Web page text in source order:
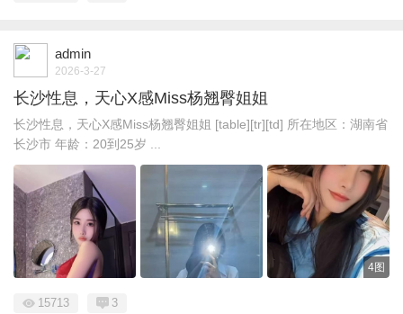
admin
2026-3-27
长沙性息，天心X感Miss杨翘臀姐姐
长沙性息，天心X感Miss杨翘臀姐姐 [table][tr][td] 所在地区：湖南省
长沙市 年龄：20到25岁 ...
4图
15713 3